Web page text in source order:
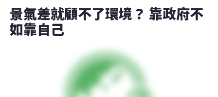
景氣差就顧不了環境？ 靠政府不
如靠自己